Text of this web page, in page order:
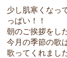
少し肌寒くなっ
っぱい！！
朝のご挨拶をし
今月の季節の歌
歌ってくれまし